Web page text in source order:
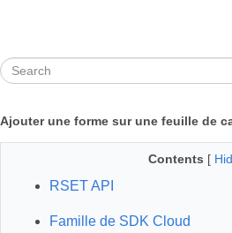
Ajouter une forme sur une feuille de
Contents [
RSET API
Famille de SDK Cloud